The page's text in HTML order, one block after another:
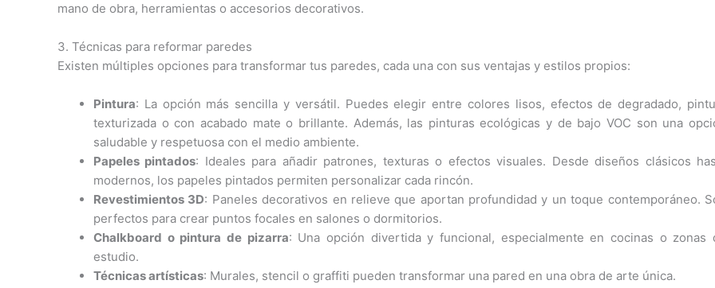
mano de obra, herramientas o accesorios decorativos.
3. Técnicas para reformar paredes
Existen múltiples opciones para transformar tus paredes, cada una con sus ventajas y estilos propios:
Pintura: La opción más sencilla y versátil. Puedes elegir entre colores lisos, efectos de degradado,
texturizada o con acabado mate o brillante. Además, las pinturas ecológicas y de bajo VOC son una
saludable y respetuosa con el medio ambiente.
Papeles pintados: Ideales para añadir patrones, texturas o efectos visuales. Desde diseños clásicos
modernos, los papeles pintados permiten personalizar cada rincón.
Revestimientos 3D: Paneles decorativos en relieve que aportan profundidad y un toque contemporáneo.
perfectos para crear puntos focales en salones o dormitorios.
Chalkboard o pintura de pizarra: Una opción divertida y funcional, especialmente en cocinas o zonas
estudio.
Técnicas artísticas: Murales, stencil o graffiti pueden transformar una pared en una obra de arte única.